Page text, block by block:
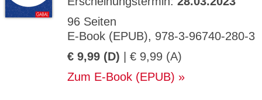
96 Seiten
E-Book (EPUB), 978-3-96740-280-3
€ 9,99 (D) | € 9,99 (A)
Zum E-Book (EPUB)